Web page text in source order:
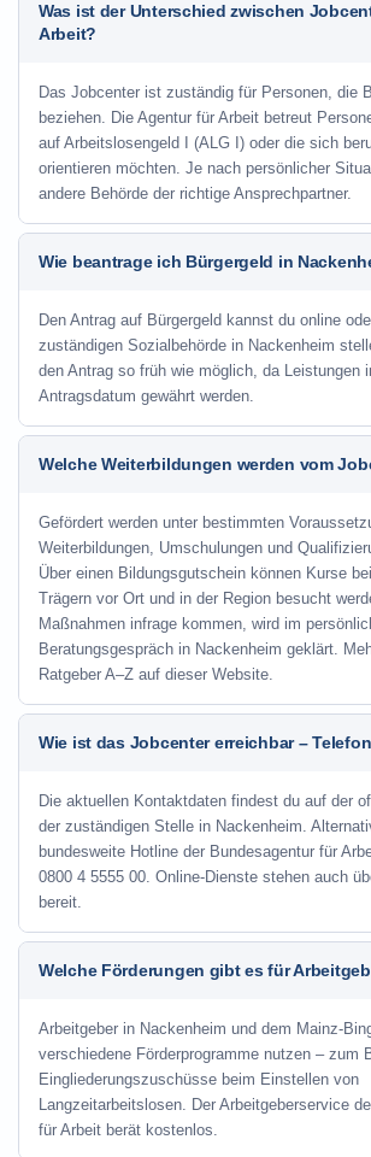
Was ist der Unterschied zwischen
Arbeit?
Das Jobcenter ist zuständig für Personen, die
beziehen. Die Agentur für Arbeit betreut
auf Arbeitslosengeld I (ALG I) oder die sich
orientieren möchten. Je nach persönlicher
andere Behörde der richtige Ansprechpartner.
Wie beantrage ich Bürgergeld in
Den Antrag auf Bürgergeld kannst du online
zuständigen Sozialbehörde in Nackenheim
den Antrag so früh wie möglich, da Leistungen
Antragsdatum gewährt werden.
Welche Weiterbildungen werden vom
Gefördert werden unter bestimmten
Weiterbildungen, Umschulungen und
Über einen Bildungsgutschein können Kurse
Trägern vor Ort und in der Region besucht
Maßnahmen infrage kommen, wird im
Beratungsgespräch in Nackenheim geklärt.
Ratgeber A–Z auf dieser Website.
Wie ist das Jobcenter erreichbar –
Die aktuellen Kontaktdaten findest du auf der
der zuständigen Stelle in Nackenheim.
bundesweite Hotline der Bundesagentur für
0800 4 5555 00. Online-Dienste stehen auch
bereit.
Welche Förderungen gibt es für
Arbeitgeber in Nackenheim und dem Mainz-
verschiedene Förderprogramme nutzen – zum
Eingliederungszuschüsse beim Einstellen von
Langzeitarbeitslosen. Der Arbeitgeberservice
für Arbeit berät kostenlos.